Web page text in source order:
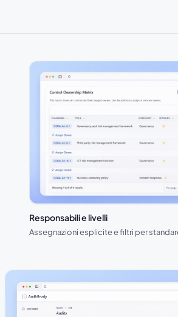
Responsabili e livelli
Assegnazioni esplicite e filtri per